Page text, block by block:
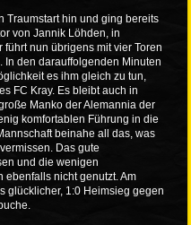
Traumstart hin und ging bereits
von Jannik Löhden, in
nun übrigens mit vier Toren
In den darauffolgenden Minuten
es ihm gleich zu tun,
FC Kray. Es bleibt auch in
Manko der Alemannia der
komfortablen Führung in die
beinahe all das, was
Das gute
und die wenigen
ebenfalls nicht genutzt. Am
glücklicher, 1:0 Heimsieg gegen